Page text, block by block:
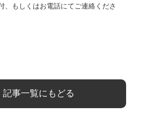
、もしくはお電話にてご連絡くださ
記事一覧にもどる